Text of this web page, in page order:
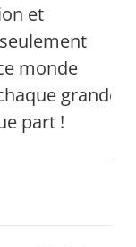
et
monde
grande
part !